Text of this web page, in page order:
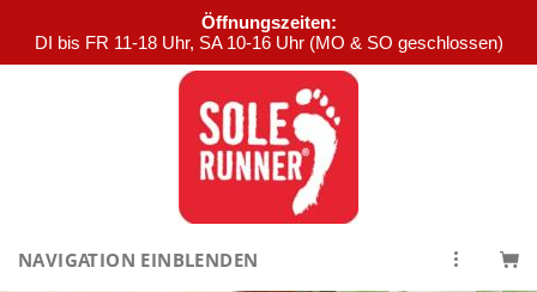
Öffnungszeiten:
DI bis FR 11-18 Uhr, SA 10-16 Uhr (MO & SO geschlossen)
NAVIGATION EINBLENDEN